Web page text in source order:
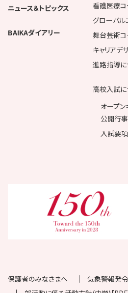
ニュース＆トピックス
BAIKAダイアリー
看護医療コ
グローバル
舞台芸術コ
キャリアデ
進路指導に
高校入試に
オープン
公開行事
入試要項
保護者のみなさまへ 気象警報発